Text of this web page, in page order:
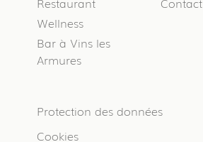
Wellness
Bar à Vins les
Armures
Protection des données
Cookies